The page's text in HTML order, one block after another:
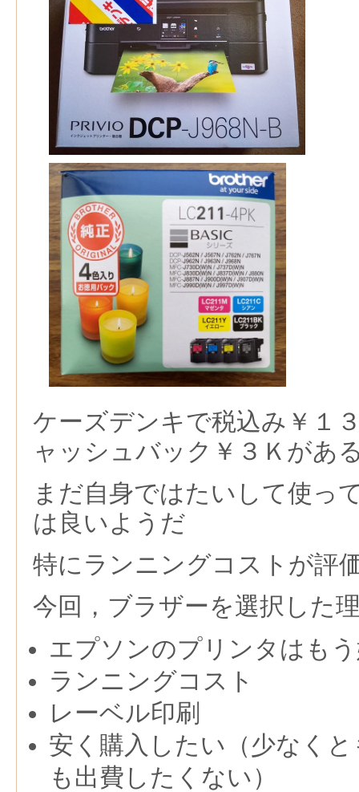
ケーズデンキで税込み￥１
ャッシュバック￥３Ｋがあ
まだ自身ではたいして使っ
は良いようだ
特にランニングコストが評
今回，ブラザーを選択した
エプソンのプリンタはも
ランニングコスト
レーベル印刷
安く購入したい（少なく
も出費したくない）